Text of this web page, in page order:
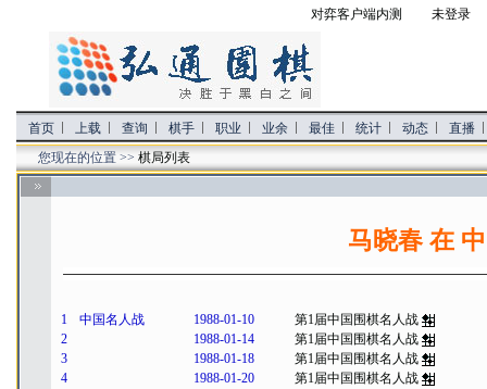
对弈客户端内测 未登录
首页 上载 查询 棋手 职业 业余 最佳 统计 动态
直播
您现在的位置 >> 棋局列表
马晓春 在
1 中国名人战 1988-01-10
第1届中国围棋名人战
2
1988-01-14
第1届中国围棋名人战
3
1988-01-18
第1届中国围棋名人战
4
1988-01-20
第1届中国围棋名人战